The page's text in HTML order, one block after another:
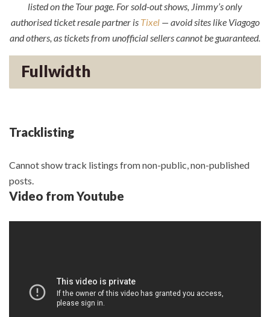
listed on the Tour page. For sold-out shows, Jimmy’s only
authorised ticket resale partner is Tixel— avoid sites like Viagogo
and others, as tickets from unofficial sellers cannot be guaranteed.
Fullwidth
Tracklisting
Cannot show track listings from non-public, non-published
posts.
Video from Youtube